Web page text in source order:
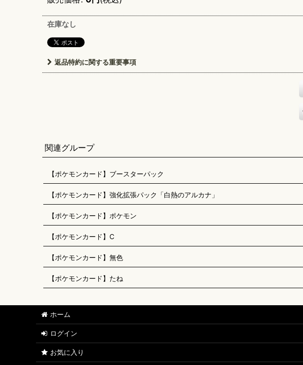
在庫なし
返品特約に関する重要事項
関連グループ
【ポケモンカード】ブースターパック
【ポケモンカード】強化拡張パック「白熱のアルカナ」
【ポケモンカード】ポケモン
【ポケモンカード】C
【ポケモンカード】無色
【ポケモンカード】たね
ホーム
ログイン
お気に入り